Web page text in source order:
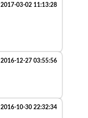
2017-03-02 11:13:28
2016-12-27 03:55:56
2016-10-30 22:32:34